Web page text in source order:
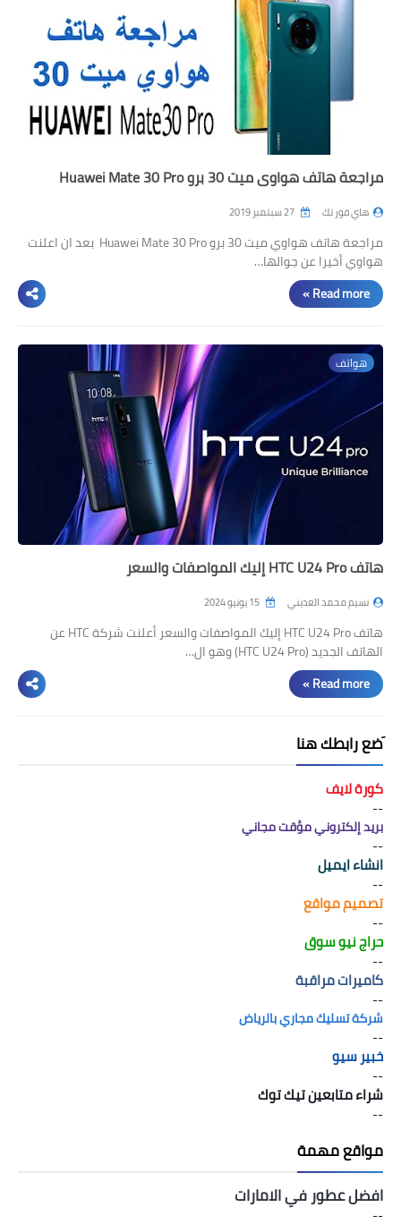
مراجعة هاتف هواوي ميت 30 برو Huawei Mate 30 Pro
هاي فور تك
مراجعة هاتف هواوي ميت 30 برو Huawei Mate 30 Pro بعد ان اعلنت
هواوي أخيرا عن جوالها…
Read more »
هواتف
هاتف HTC U24 Pro إليك المواصفات والسعر
نسيم محمد العديني
هاتف HTC U24 Pro إليك المواصفات والسعر أعلنت شركة HTC عن
الهاتف الجديد (HTC U24 Pro) وهو ال…
Read more »
َضع رابطك هنا
كورة لايف
--
بريد إلكتروني مؤقت مجاني
--
انشاء ايميل
--
تصميم مواقع
--
حراج نيو سوق
--
كاميرات مراقبة
--
شركة تسليك مجاري بالرياض
--
خبير سيو
--
شراء متابعين تيك توك
--
مواقع مهمة
افضل عطور في الامارات
--